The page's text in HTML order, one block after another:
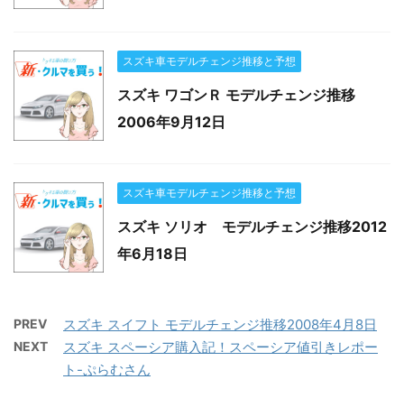
スズキ車モデルチェンジ推移と予想
スズキ ワゴンＲ モデルチェンジ推移
2006年9月12日
スズキ車モデルチェンジ推移と予想
スズキ ソリオ モデルチェンジ推移2012
年6月18日
PREV スズキ スイフト モデルチェンジ推移2008年4月8日
NEXT
スズキ スペーシア購入記！スペーシア値引きレポー
ト-ぷらむさん